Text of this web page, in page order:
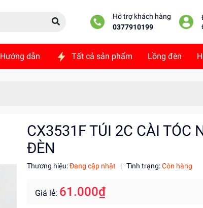
Hỗ trợ khách hàng
0377910199
Hướng dẫn Tất cả sản phẩm Lồng đèn
CX3531F TÚI 2C CÀI TÓC
ĐÈN
Thương hiệu:Đang cập nhật | Tình trạng:Còn hàng
Giá lẻ: 61.000₫